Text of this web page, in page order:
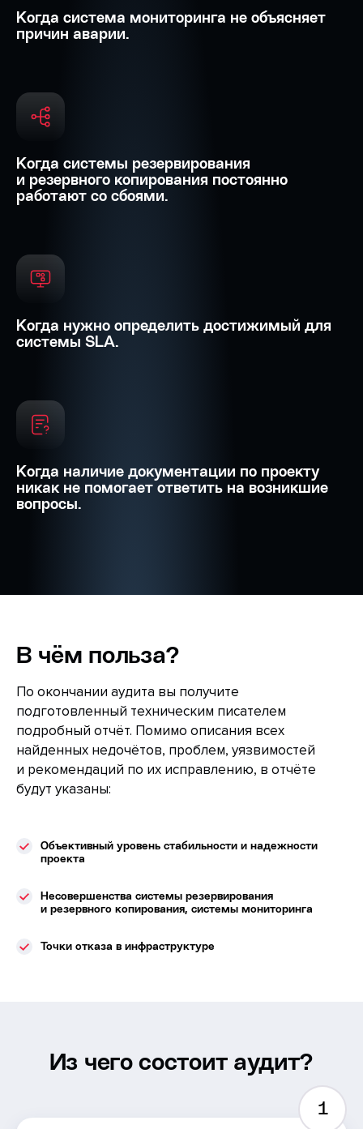
Когда система мониторинга не объясняет
причин аварии.
Когда системы резервирования
и резервного копирования постоянно
работают со сбоями.
Когда нужно определить достижимый для
системы SLA.
Когда наличие документации по проекту
никак не помогает ответить на возникшие
вопросы.
В чём польза?
По окончании аудита вы получите
подготовленный техническим писателем
подробный отчёт. Помимо описания всех
найденных недочётов, проблем, уязвимостей
и рекомендаций по их исправлению, в отчёте
будут указаны:
Объективный уровень стабильности и надежности
проекта
Несовершенства системы резервирования
и резервного копирования, системы мониторинга
Точки отказа в инфраструктуре
Из чего состоит аудит?
1